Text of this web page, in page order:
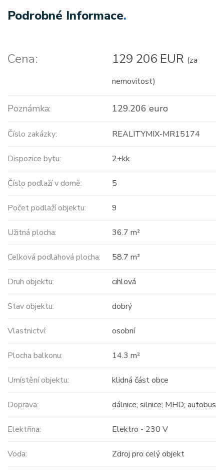
Podrobné Informace.
Cena: 129 206 EUR (za
nemovitost)
Poznámka: 129.206 euro
Číslo zakázky: REALITYMIX-MR15174
Dispozice bytu: 2+kk
Číslo podlaží v domě: 5
Počet podlaží objektu: 9
Užitná plocha: 36.7 m²
Celková podlahová plocha: 58.7 m²
Druh objektu: cihlová
Stav objektu: dobrý
Vlastnictví: osobní
Plocha balkonu: 14.3 m²
Umístění objektu: klidná část obce
Doprava: dálnice; silnice; MHD; autobus
Elektřina: Elektro - 230 V
Voda: Zdroj pro celý objekt